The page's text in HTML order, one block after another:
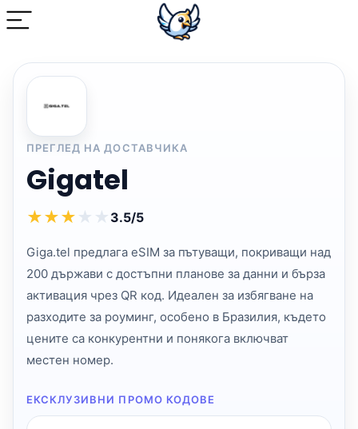
ПРЕГЛЕД НА ДОСТАВЧИКА
Gigatel
★★★ ★ ★ 3.5/5
Giga.tel предлага eSIM за пътуващи, покриващи над
200 държави с достъпни планове за данни и бърза
активация чрез QR код. Идеален за избягване на
разходите за роуминг, особено в Бразилия, където
цените са конкурентни и понякога включват
местен номер.
ЕКСКЛУЗИВНИ ПРОМО КОДОВЕ